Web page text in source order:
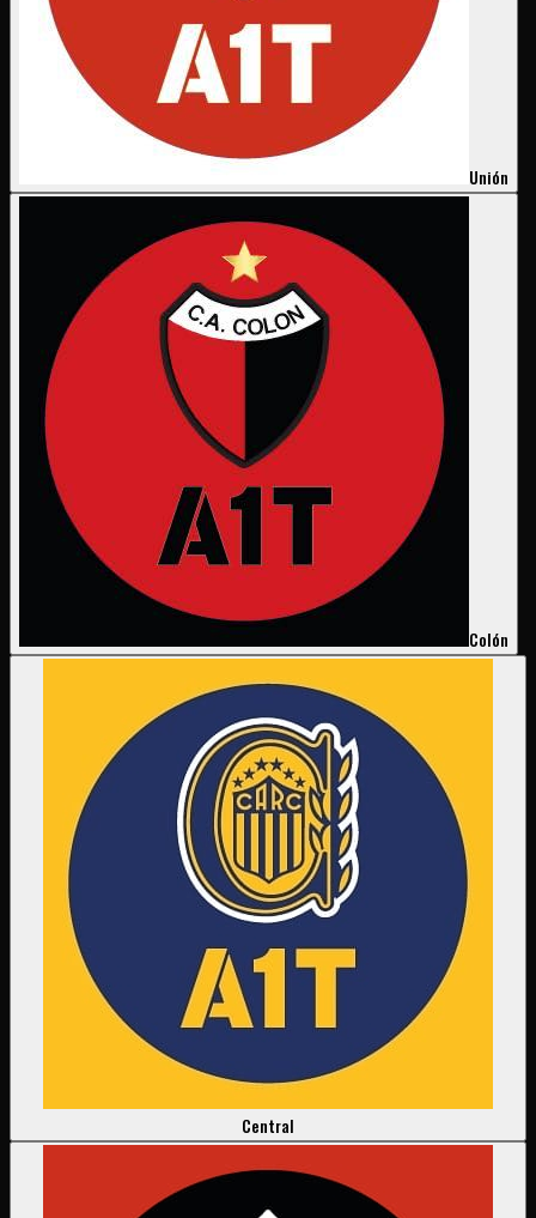
Unión
Colón
Central